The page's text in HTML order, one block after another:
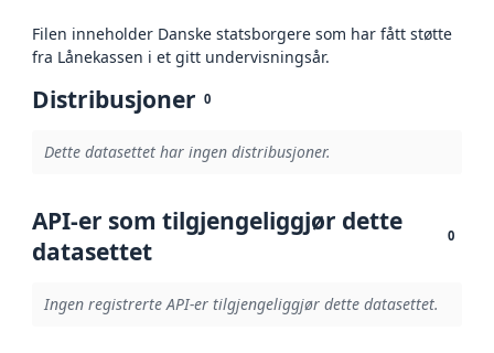
Filen inneholder Danske statsborgere som har fått støtte
fra Lånekassen i et gitt undervisningsår.
Distribusjoner 0
Dette datasettet har ingen distribusjoner.
API-er som tilgjengeliggjør dette
datasettet
0
Ingen registrerte API-er tilgjengeliggjør dette datasettet.